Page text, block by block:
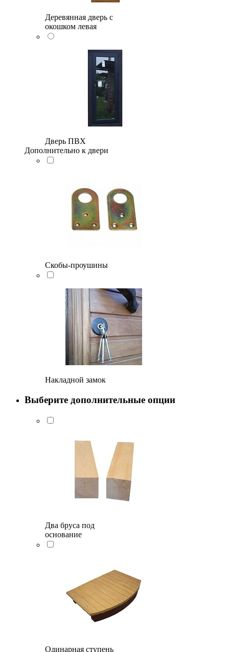
Деревянная дверь с
окошком левая
Дверь ПВХ
Дополнительно к двери
Скобы-проушины
Накладной замок
Выберите дополнительные опции
Два бруса под
основание
Одинарная ступень